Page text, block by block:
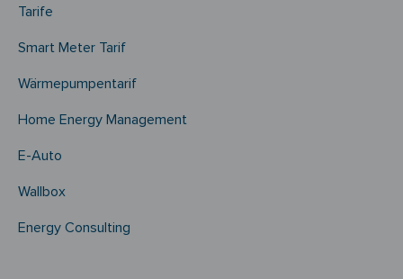
Tarife
Smart Meter Tarif
Wärmepumpentarif
Home Energy Management
E-Auto
Wallbox
Energy Consulting